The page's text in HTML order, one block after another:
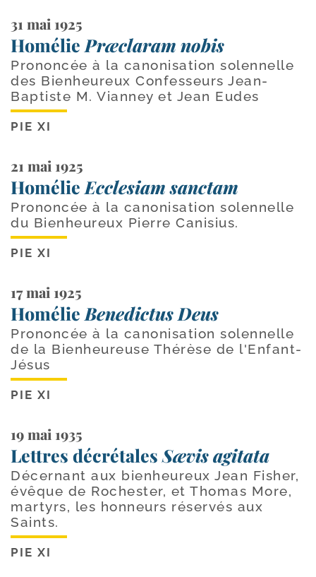
31 mai 1925
Homélie Præclaram nobis
Prononcée à la canonisation solennelle
des Bienheureux Confesseurs Jean-
Baptiste M. Vianney et Jean Eudes
PIE XI
21 mai 1925
Homélie Ecclesiam sanctam
Prononcée à la canonisation solennelle
du Bienheureux Pierre Canisius.
PIE XI
17 mai 1925
Homélie Benedictus Deus
Prononcée à la canonisation solennelle
de la Bienheureuse Thérèse de l'Enfant-
Jésus
PIE XI
19 mai 1935
Lettres décrétalesSævis agitata
Décernant aux bienheureux Jean Fisher,
évêque de Rochester, et Thomas More,
martyrs, les honneurs réservés aux
Saints.
PIE XI